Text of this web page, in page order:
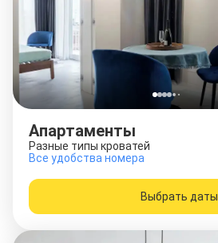
Апартаменты
Разные типы кроватей
Все удобства номера
Выбрать даты